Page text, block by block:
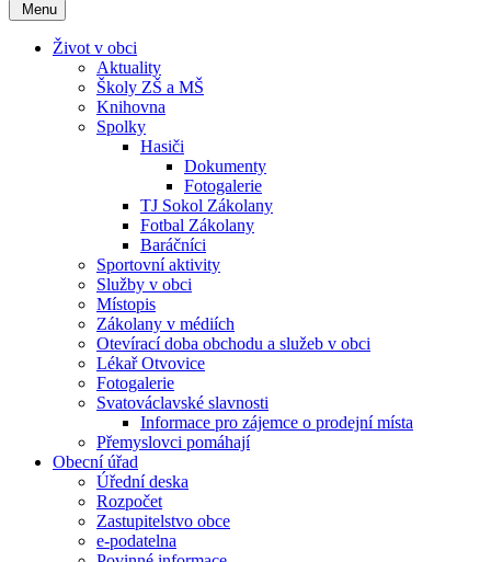
Menu
Život v obci
Aktuality
Školy ZŠ a MŠ
Knihovna
Spolky
Hasiči
Dokumenty
Fotogalerie
TJ Sokol Zákolany
Fotbal Zákolany
Baráčníci
Sportovní aktivity
Služby v obci
Místopis
Zákolany v médiích
Otevírací doba obchodu a služeb v obci
Lékař Otvovice
Fotogalerie
Svatováclavské slavnosti
Informace pro zájemce o prodejní místa
Přemyslovci pomáhají
Obecní úřad
Úřední deska
Rozpočet
Zastupitelstvo obce
e-podatelna